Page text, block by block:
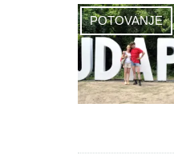
POTOVANJE